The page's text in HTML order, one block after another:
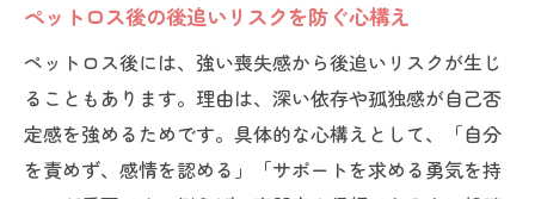
新たな夢や目標が生まれる成長のきっかけ
ペットロスで強まる感謝や共感の心を育む
方法
これからの人生に活かせるペットロスの教
訓
ペットロス後の後追いリスクを防ぐ心構え
ペットロス後には、強い喪失感から後追いリスクが生じ
ることもあります。理由は、深い依存や孤独感が自己否
定感を強めるためです。具体的な心構えとして、「自分
を責めず、感情を認める」「サポートを求める勇気を持